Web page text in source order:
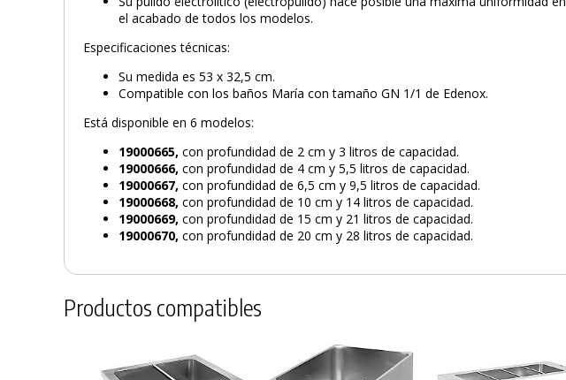
el acabado de todos los modelos.
Especificaciones técnicas:
Su medida es 53 x 32,5 cm.
Compatible con los baños María con tamaño GN 1/1 de Edenox.
Está disponible en 6 modelos:
19000665, con profundidad de 2 cm y 3 litros de capacidad.
19000666, con profundidad de 4 cm y 5,5 litros de capacidad.
19000667, con profundidad de 6,5 cm y 9,5 litros de capacidad.
19000668, con profundidad de 10 cm y 14 litros de capacidad.
19000669, con profundidad de 15 cm y 21 litros de capacidad.
19000670, con profundidad de 20 cm y 28 litros de capacidad.
Productos compatibles